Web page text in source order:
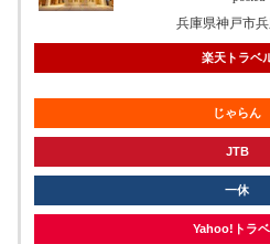
兵庫県神戸市
楽天トラベ
じゃらん
JTB
一休
Yahoo!トラ